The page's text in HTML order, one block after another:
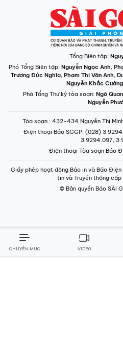
Tổng Biên tập:
Phó Tổng Biên tập: Nguyễn Ngọc Anh,
Trương Đức Nghĩa, Phạm Thị Vân Anh,
Nguyễn Khắc Cường
Phó Tổng Thư ký tòa soạn: Ngô
Nguyễn
Tòa soạn : 432-434 Nguyễn Thị
Điện thoại Báo SGGP: (028)
3.9294.097,
Điện thoại Tòa soạn Báo
Giấy phép hoạt động Báo in và Báo
tin và Truyền thông
© Bản quyền Báo SÀI
CHUYÊN MỤC VIDEO